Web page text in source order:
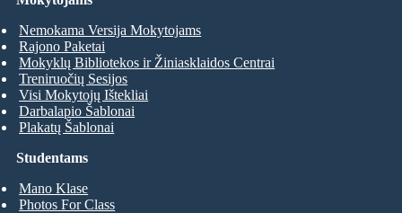
Studentams
Mano Klase
Photos For Class
Nemokama Versija Mokytojams
Rajono Paketai
Mokyklų Bibliotekos ir Žiniasklaidos Centrai
Treniruočių Sesijos
Visi Mokytojų Ištekliai
Darbalapio Šablonai
Plakatų Šablonai